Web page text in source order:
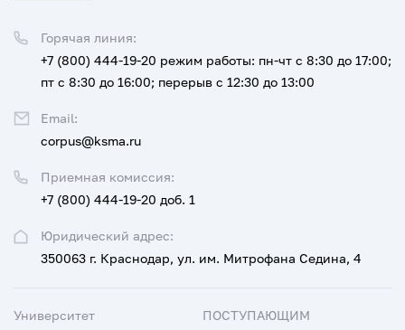
Юридический адрес:
350063 г. Краснодар, ул. им. Митрофана Седина, 4
Приемная комиссия:
+7 (800) 444-19-20 доб. 1
Горячая линия:
+7 (800) 444-19-20 режим работы: пн-чт с 8:30 до 17:00;
пт с 8:30 до 16:00; перерыв с 12:30 до 13:00
Email:
corpus@ksma.ru
Университет ПОСТУПАЮЩИМ